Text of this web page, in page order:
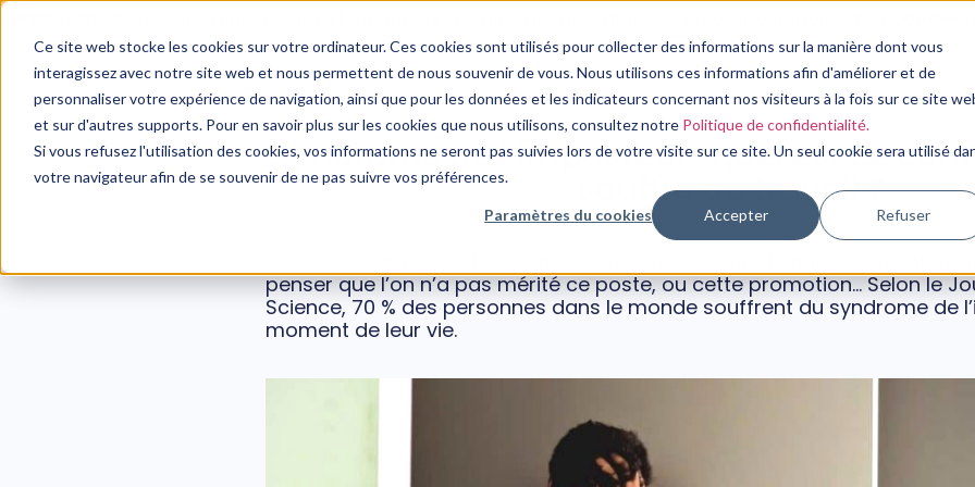
Ce site web stocke les cookies sur votre ordinateur. Ces cookies sont utilisés pour collecter des informations sur la manière dont vous
interagissez avec notre site web et nous permettent de nous souvenir de vous. Nous utilisons ces informations afin d'améliorer et de
personnaliser votre expérience de navigation, ainsi que pour les données et les indicateurs concernant nos visiteurs à la fois sur ce site
et sur d'autres supports. Pour en savoir plus sur les cookies que nous utilisons, consultez notre Politique de confidentialité.
Si vous refusez l'utilisation des cookies, vos informations ne seront pas suivies lors de votre visite sur ce site. Un seul cookie sera utilisé
votre navigateur afin de se souvenir de ne pas suivre vos préférences.
Paramètres du cookies Accepter Refuser
WEBINAIRE : Risques psychosociaux et managers : un plan de formation sur 3 mois pour moins de 3 000€➔
Nos Services Notre Expertise Nos Ressources
SANTÉ MENTALE
Syndrome de l’imposteur : quel est ce
souffre au travail ?
2 juillet, 2020
Se sous-estimer, se dévaloriser, avoir l’impression de duper son
penser que l’on n’a pas mérité ce poste, ou cette promotion… Selon le
Science, 70 % des personnes dans le monde souffrent du syndrome de
moment de leur vie.